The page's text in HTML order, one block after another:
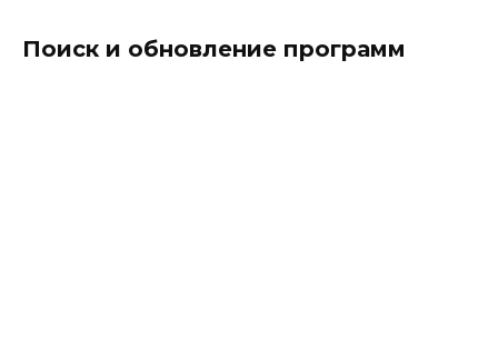
Поиск и обновление программ